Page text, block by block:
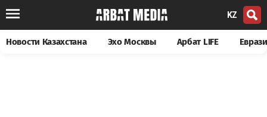
KZ
Новости Казахстана Эхо Москвы Арбат LIFE